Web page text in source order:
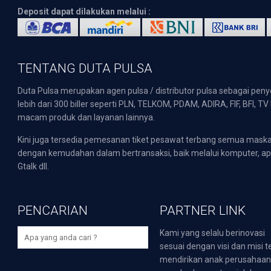
Deposit dapat dilakukan melalui :
TENTANG DUTA PULSA
Duta Pulsa merupakan agen pulsa / distributor pulsa sebagai
lebih dari 300 biller seperti PLN, TELKOM, PDAM, ADIRA, FIF,
macam produk dan layanan lainnya.
Kini juga tersedia pemesanan tiket pesawat terbang semua
dengan kemudahan dalam bertransaksi, baik melalui komputer,
Gtalk dll.
PENCARIAN PARTNER LINK
Kami yang selalu berinovasi
sesuai dengan visi dan misi
mendirikan anak perusahaan